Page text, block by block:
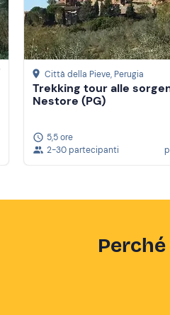
Città della Pieve, Perugia
Trekking tour alle
Nestore (PG)
5,5 ore
2-30 partecipanti